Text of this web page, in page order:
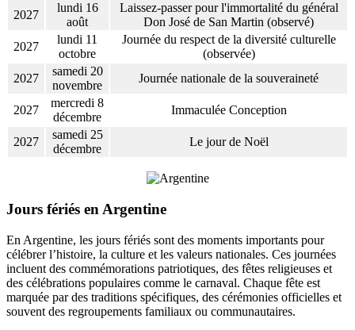
2027
lundi 16
août
Laissez-passer pour l'immortalité du général
Don José de San Martin (observé)
2027
lundi 11
octobre
Journée du respect de la diversité culturelle
(observée)
2027
samedi 20
novembre
Journée nationale de la souveraineté
2027
mercredi 8
décembre
Immaculée Conception
2027
samedi 25
décembre
Le jour de Noël
Jours fériés en Argentine
En Argentine, les jours fériés sont des moments importants pour
célébrer l’histoire, la culture et les valeurs nationales. Ces journées
incluent des commémorations patriotiques, des fêtes religieuses et
des célébrations populaires comme le carnaval. Chaque fête est
marquée par des traditions spécifiques, des cérémonies officielles et
souvent des regroupements familiaux ou communautaires.